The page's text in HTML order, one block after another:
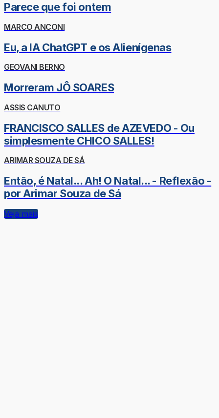
Parece que foi ontem
MARCO ANCONI
Eu, a IA ChatGPT e os Alienígenas
GEOVANI BERNO
Morreram JÔ SOARES
ASSIS CANUTO
FRANCISCO SALLES de AZEVEDO - Ou
simplesmente CHICO SALLES!
ARIMAR SOUZA DE SÁ
Então, é Natal... Ah! O Natal... - Reflexão -
por Arimar Souza de Sá
Veja mais